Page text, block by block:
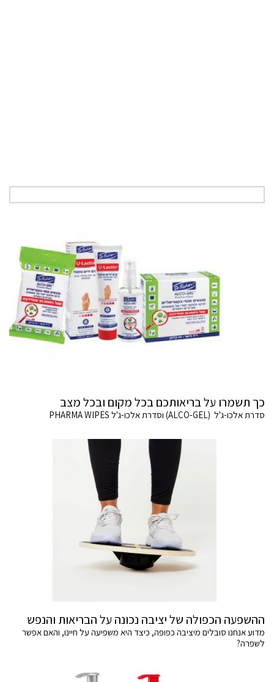
כך תשמרו על בריאותכם בכל מקום ובכל מצב
סדרת אלכו-ג'ל (ALCO-GEL) וסדרת אלכו-ג'ל PHARMA WIPES
ההשפעה הכפולה של יציבה נכונה על הבריאות והנפש
מדוע אנחנו סובלים מיציבה כפופה, כיצד היא משפיעה על חיינו, והאם אפשר
לשפרה?